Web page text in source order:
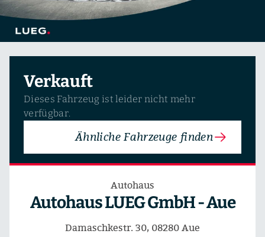
Verkauft
Dieses Fahrzeug ist leider nicht mehr
verfügbar.
Ähnliche Fahrzeuge finden
Autohaus
Autohaus LUEG GmbH - Aue
Damaschkestr. 30, 08280 Aue